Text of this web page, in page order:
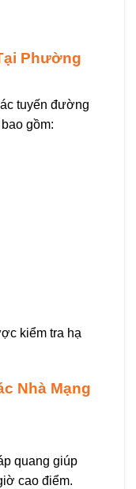
Phường
tuyến đường
gồm:
kiểm tra hạ
Nhà Mạng
quang giúp
cao điểm.